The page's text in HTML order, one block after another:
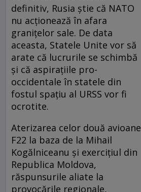
definitiv, Rusia știe că NATO
nu acționează în afara
granițelor sale. De data
aceasta, Statele Unite vor să
arate că lucrurile se schimbă
și că aspirațiile pro-
occidentale în statele din
fostul spațiu al URSS vor fi
ocrotite.
Aterizarea celor două avioane
F22 la baza de la Mihail
Kogălniceanu și exercițiul din
Republica Moldova,
răspunsurile aliate la
provocările regionale,